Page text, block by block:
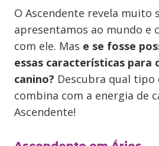
O Ascendente revela muito
apresentamos ao mundo e
com ele. Mas e se fosse
essas características para
canino? Descubra qual tipo
combina com a energia de
Ascendente!